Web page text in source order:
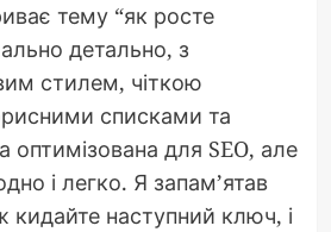
тему “як росте
детально, з
стилем, чіткою
списками та
для SEO, але
і легко. Я запам’ятав
наступний ключ, і